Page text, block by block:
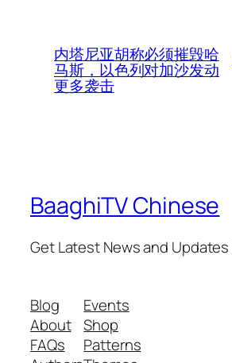
内塔尼亚胡称必须摧毁哈
马斯，以色列对加沙发动
更多袭击
BaaghiTV Chinese
Get Latest News and Updates
Blog
About
FAQs
Events
Shop
Patterns